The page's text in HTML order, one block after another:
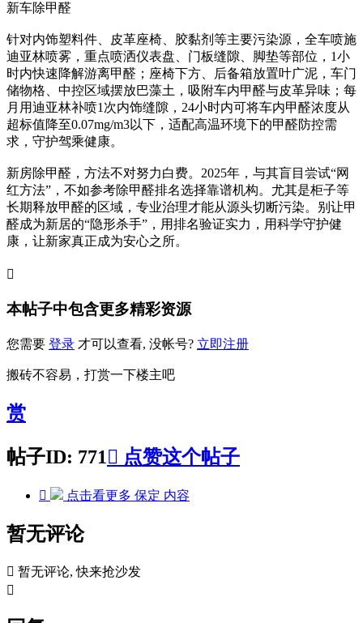
新车除甲醛
针对内饰塑料件、皮革座椅、胶黏剂等主要污染源，全车喷施
迪亚林喷雾，重点喷洒仪表盘、门板缝隙、脚垫等部位，1小
时内快速降解游离甲醛；座椅下方、后备箱放置叶广泥，车门
储物格、中控区域摆放巴藻土，吸附车内甲醛与皮革异味；每
月用迪亚林补喷1次内饰缝隙，24小时内可将车内甲醛浓度从
超标值降至0.07mg/m3以下，适配高温环境下的甲醛防控需
求，守护驾乘健康。
新房除甲醛，方法不对努力白费。2025年，与其盲目尝试“网
红方法”，不如参考除甲醛排名选择靠谱机构。尤其是柜子等
长期释放甲醛的区域，专业治理才能从源头切断污染。别让甲
醛成为新居的“隐形杀手”，用排名验证实力，用科学守护健
康，让新家真正成为安心之所。

本帖子中包含更多精彩资源
您需要 登录 才可以查看, 没帐号? 立即注册
搬砖不容易，打赏一下楼主吧
赏
帖子ID: 771 点赞这个帖子
 点击看更多 保定 内容
暂无评论
 暂无评论, 快来抢沙发
